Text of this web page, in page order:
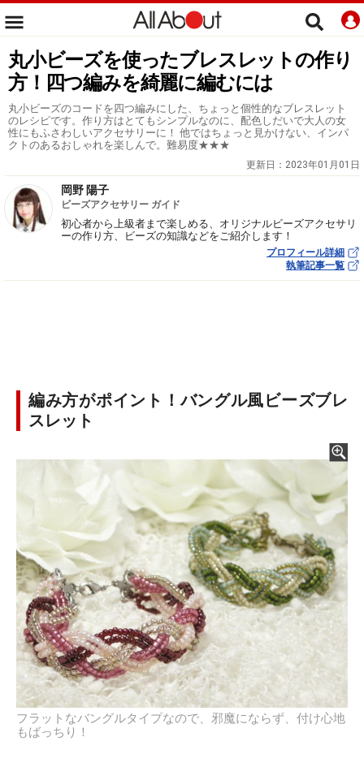
丸小ビーズを使ったブレスレットの作り
方！四つ編みを綺麗に編むには
丸小ビーズのコードを四つ編みにした、ちょっと個性的なブレスレット
のレシピです。作り方はとてもシンプルなのに、配色しだいで大人の女
性にもふさわしいアクセサリーに！ 他ではちょっと見かけない、インパ
クトのあるおしゃれを楽しんで。難易度★★★
更新日： 2023年01月01日
岡野 陽子
ビーズアクセサリー ガイド
初心者から上級者まで楽しめる、オリジナルビーズアクセサリ
ーの作り方、ビーズの知識などをご紹介します！
プロフィール詳細
執筆記事一覧
編み方がポイント！バングル風ビーズブレ
スレット
フラットなバングルタイプなので、邪魔にならず、付け心地
もばっちり！